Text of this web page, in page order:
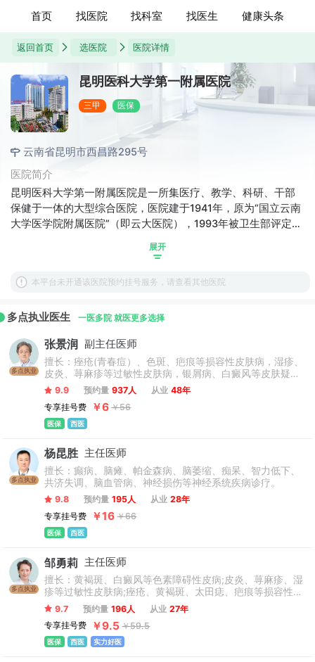
首页 找医院 找科室 找医生 健康头条
返回首页 选医院 医院详情
昆明医科大学第一附属医院
三甲 医保
云南省昆明市西昌路295号
医院简介
昆明医科大学第一附属医院是一所集医疗、教学、科研、干部
保健于一体的大型综合医院，医院建于1941年，原为“国立云南
大学医学院附属医院”（即云大医院），1993年被卫生部评定为
出。目前医院床位数为4000张，设有临床、医技科室58个。有
个，内设研究机构30个（研究所8个），并与云南省241家州
展开
本平台未开通该医院预约挂号服务，请查看其他医院
多点执业医生 一医多院 就医更多选择
多点执业
张景润 副主任医师
擅长：痤疮(青春痘）、色斑、疤痕等损容性皮肤病，湿疹、
皮炎、荨麻疹等过敏性皮肤病，银屑病、白癜风等皮肤疑难
病，带状疱疹、疣等病毒性皮肤病及多型日光疹、光敏性皮
炎的诊治。可针对不同年龄阶段的患者制定个性治疗方案，
治疗周期短、疗效显著。
9.9 预约量 937人 从业 48年
专享挂号费
￥6 ￥56
医保 西医
多点执业
杨昆胜 主任医师
擅长：癫病、脑瘫、帕金森病、脑萎缩、痴呆、智力低下、
共济失调、脑血管病、神经损伤等神经系统疾病诊疗。
9.8 预约量 195人 从业 28年
专享挂号费
￥16 ￥66
医保 西医
多点执业
邹勇莉 主任医师
擅长：黄褐斑、白癜风等色素障碍性皮病;皮炎、荨麻疹、湿
疹等过敏性皮肤病;痤疮、黄褐斑、太田痣、疤痕等损容性皮
肤病;银屑病、红斑狼疮等免疫性皮肤病及瘙痒性皮肤病、疑
难性皮肤病的病理诊断与治疗。
9.7 预约量 196人 从业 27年
专享挂号费
￥9.5 ￥59.5
医保 西医 实力好医